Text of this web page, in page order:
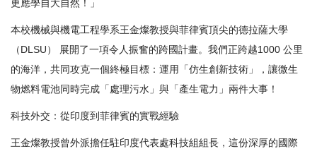
更應學自大自然！」
本校機械與機電工程學系王金燦教授與菲律賓頂尖的德拉薩大學
（DLSU） 展開了一項令人振奮的跨國計畫。我們正跨越1000 公里
的海洋，共同攻克一個終極目標：運用「仿生創新技術」，讓微生
物燃料電池同時完成「處理污水」與「產生電力」兩件大事！
科技外交：從印度到菲律賓的實戰經驗
王金燦教授曾外派擔任駐印度代表處科技組組長，這份深厚的國際